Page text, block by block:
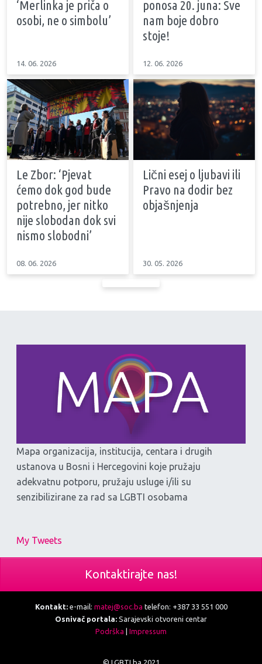
‘Merlinka je priča o
osobi, ne o simbolu’
14. 06. 2026
ponosa 20. juna: Sve
nam boje dobro
stoje!
12. 06. 2026
Le Zbor: ‘Pjevat
ćemo dok god bude
potrebno, jer nitko
nije slobodan dok svi
nismo slobodni’
08. 06. 2026
Lični esej o ljubavi ili
Pravo na dodir bez
objašnjenja
30. 05. 2026
Mapa organizacija, institucija, centara i drugih
ustanova u Bosni i Hercegovini koje pružaju
adekvatnu potporu, pružaju usluge i/ili su
senzibilizirane za rad sa LGBTI osobama
My Tweets
Kontaktirajte nas!
Kontakt:e-mail: matej@soc.ba telefon: +387 33 551 000
Osnivač portala: Sarajevski otvoreni centar
Podrška | Impressum
© LGBTI.ba 2021